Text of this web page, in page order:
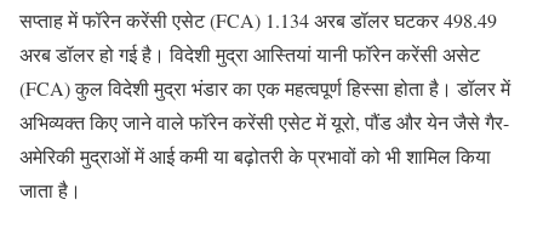
सप्ताह में फॉरेन करेंसी एसेट (FCA) 1.134 अरब डॉलर घटकर 498.49
अरब डॉलर हो गई है। विदेशी मुद्रा आस्तियां यानी फॉरेन करेंसी असेट
(FCA) कुल विदेशी मुद्रा भंडार का एक महत्वपूर्ण हिस्सा होता है। डॉलर में
अभिव्यक्त किए जाने वाले फॉरेन करेंसी एसेट में यूरो, पौंड और येन जैसे गैर-
अमेरिकी मुद्राओं में आई कमी या बढ़ोतरी के प्रभावों को भी शामिल किया
जाता है।